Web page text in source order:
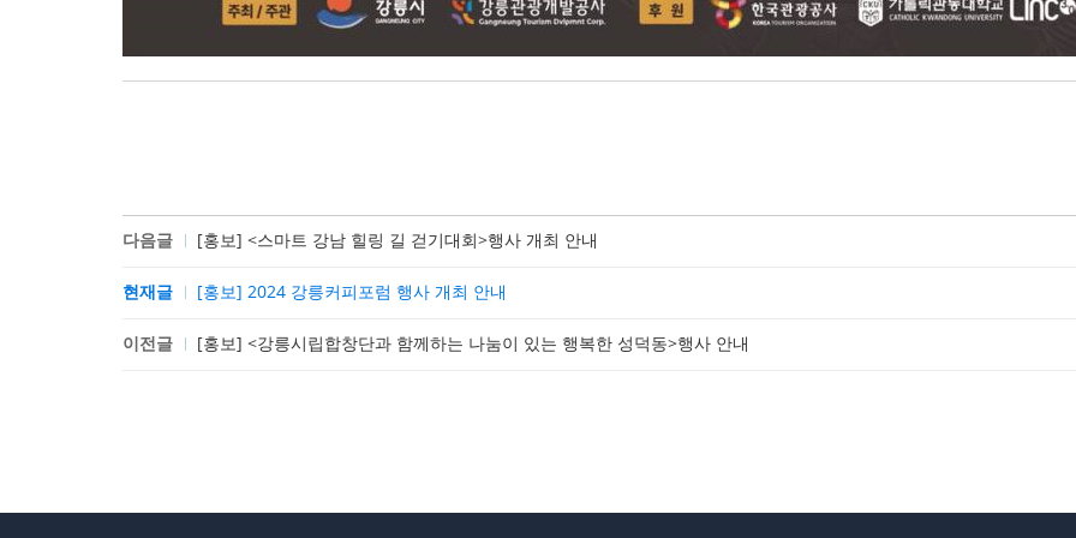
다음글 [홍보] <스마트 강남 힐링 길 걷기대회>행사 개최 안내
현재글 [홍보] 2024 강릉커피포럼 행사 개최 안내
이전글 [홍보] <강릉시립합창단과 함께하는 나눔이 있는 행복한 성덕동>행사 안내